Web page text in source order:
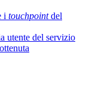
i touchpointdel
utente del servizio